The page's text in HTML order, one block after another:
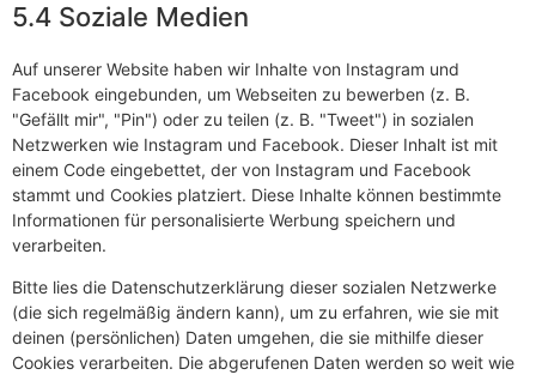
5.4 Soziale Medien
Auf unserer Website haben wir Inhalte von Instagram und
Facebook eingebunden, um Webseiten zu bewerben (z. B.
"Gefällt mir", "Pin") oder zu teilen (z. B. "Tweet") in sozialen
Netzwerken wie Instagram und Facebook. Dieser Inhalt ist mit
einem Code eingebettet, der von Instagram und Facebook
stammt und Cookies platziert. Diese Inhalte können bestimmte
Informationen für personalisierte Werbung speichern und
verarbeiten.
Bitte lies die Datenschutzerklärung dieser sozialen Netzwerke
(die sich regelmäßig ändern kann), um zu erfahren, wie sie mit
deinen (persönlichen) Daten umgehen, die sie mithilfe dieser
Cookies verarbeiten. Die abgerufenen Daten werden so weit wie